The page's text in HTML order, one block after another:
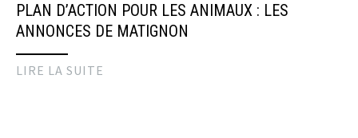
PLAN D’ACTION POUR LES ANIMAUX : LES
ANNONCES DE MATIGNON
LIRE LA SUITE